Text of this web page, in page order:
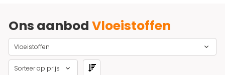
Ons aanbodVloeistoffen
Vloeistoffen
Sorteer op prijs